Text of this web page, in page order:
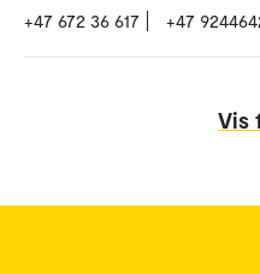
+47 672 36 617 +47
Vis